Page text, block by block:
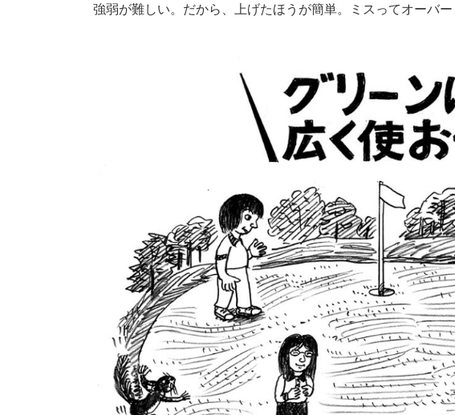
強弱が難しい。だから、上げたほうが簡単。ミスってオーバ